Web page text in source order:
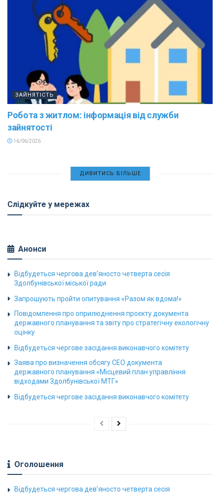
ЗАЙНЯТІСТЬ
Робота з житлом: інформація від служби
зайнятості
16/06/2026
ДИВИТИСЬ БІЛЬШЕ
Слідкуйте у мережах
Анонси
Відбудеться чергова дев’яносто четверта сесія
Здолбунівської міської ради
Запрошують пройти опитування «Разом як вдома!»
Повідомлення про оприлюднення проєкту документа
державного планування та звіту про стратегічну екологічну
оцінку
Відбудеться чергове засідання виконавчого комітету
Заява про визначення обсягу СЕО документа
державного планування «Місцевий план управління
відходами Здолбунівської МТГ»
Відбудеться чергове засідання виконавчого комітету
Оголошення
Відбудеться чергова дев’яносто четверта сесія